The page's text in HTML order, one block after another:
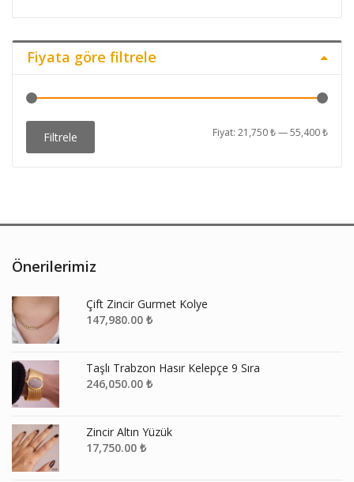
Fiyata göre filtrele
En
En
Filtrele Fiyat:21,750 ₺—55,400 ₺
Önerilerimiz
Çift Zincir Gurmet Kolye
147,980.00 ₺
Taşlı Trabzon Hasır Kelepçe 9 Sıra
246,050.00 ₺
Zincir Altın Yüzük
17,750.00 ₺